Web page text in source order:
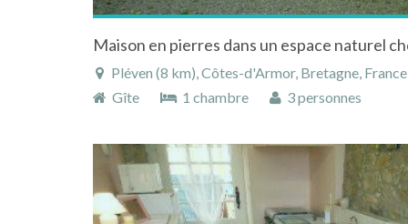
Pléven (8 km), Côtes-d'Armor, Bretagne, France
Gîte
1 chambre 3 personnes